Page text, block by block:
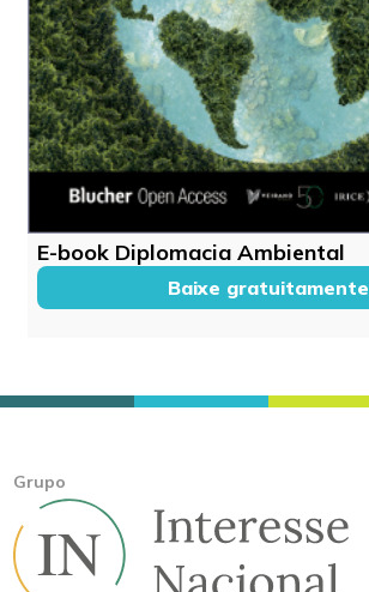
E-book Diplomacia Ambiental
Baixe gratuitamente
Grupo